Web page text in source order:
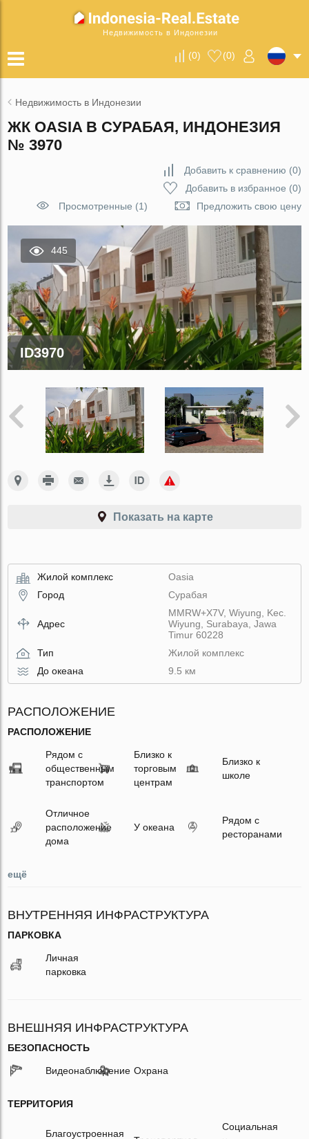
Недвижимость в Индонезии
(0) (0)
Недвижимость в Индонезии
ЖК OASIA В СУРАБАЯ, ИНДОНЕЗИЯ
№ 3970
Добавить к сравнению (0)
Добавить в избранное (0)
Просмотренные (1)
Предложить свою цену
445
ID3970
Показать на карте
Жилой комплекс
Oasia
Город
Сурабая
Адрес
MMRW+X7V, Wiyung, Kec.
Wiyung, Surabaya, Jawa
Timur 60228
Тип
Жилой комплекс
До океана
9.5 км
РАСПОЛОЖЕНИЕ
РАСПОЛОЖЕНИЕ
Рядом с
общественным
транспортом
Близко к
торговым
центрам
Близко к
школе
Отличное
расположение
дома
У океана
Рядом с
ресторанами
ещё
ВНУТРЕННЯЯ ИНФРАСТРУКТУРА
ПАРКОВКА
Личная
парковка
ВНЕШНЯЯ ИНФРАСТРУКТУРА
БЕЗОПАСНОСТЬ
Видеонаблюдение Охрана
ТЕРРИТОРИЯ
Благоустроенная
Социальная